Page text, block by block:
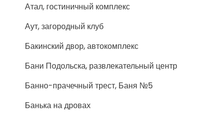
Атал, гостиничный комплекс
Аут, загородный клуб
Бакинский двор, автокомплекс
Бани Подольска, развлекательный центр
Банно-прачечный трест, Баня №5
Банька на дровах